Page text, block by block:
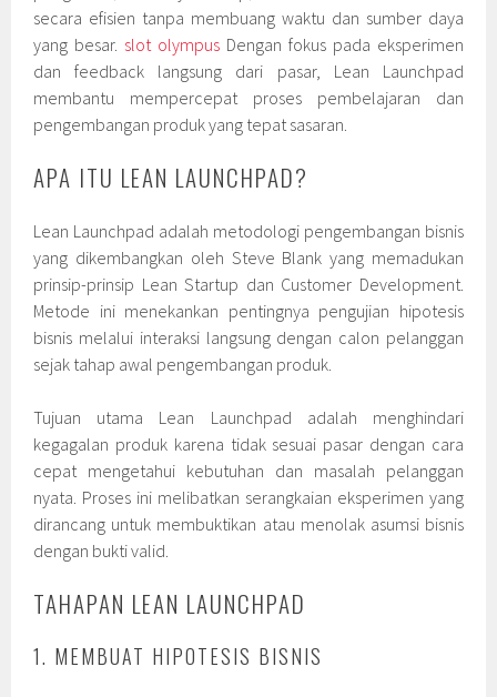
secara efisien tanpa membuang waktu dan sumber daya
yang besar. slot olympus Dengan fokus pada eksperimen
dan feedback langsung dari pasar, Lean Launchpad
membantu mempercepat proses pembelajaran dan
pengembangan produk yang tepat sasaran.
APA ITU LEAN LAUNCHPAD?
Lean Launchpad adalah metodologi pengembangan bisnis
yang dikembangkan oleh Steve Blank yang memadukan
prinsip-prinsip Lean Startup dan Customer Development.
Metode ini menekankan pentingnya pengujian hipotesis
bisnis melalui interaksi langsung dengan calon pelanggan
sejak tahap awal pengembangan produk.
Tujuan utama Lean Launchpad adalah menghindari
kegagalan produk karena tidak sesuai pasar dengan cara
cepat mengetahui kebutuhan dan masalah pelanggan
nyata. Proses ini melibatkan serangkaian eksperimen yang
dirancang untuk membuktikan atau menolak asumsi bisnis
dengan bukti valid.
TAHAPAN LEAN LAUNCHPAD
1. MEMBUAT HIPOTESIS BISNIS